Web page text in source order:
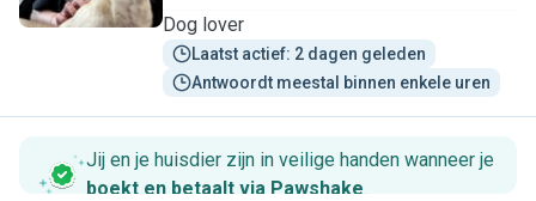
Dog lover
Laatst actief: 2 dagen geleden
Antwoordt meestal binnen enkele uren
Jij en je huisdier zijn in veilige handen wanneer je
boekt en betaalt via Pawshake.